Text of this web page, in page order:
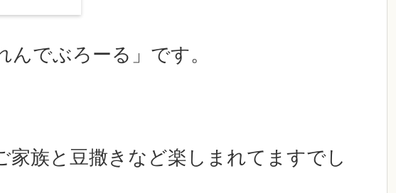
でぶろーる」です。
家族と豆撒きなど楽しまれてますでし